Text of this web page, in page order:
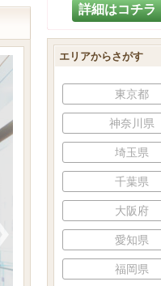
詳細はコチラ
エリアからさがす
東京都
神奈川県
埼玉県
千葉県
大阪府
愛知県
福岡県